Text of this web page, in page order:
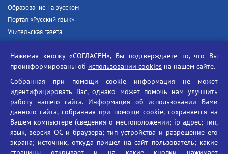
Образование на русском
Портал «Русский язык»
Учительская газета
Единый портал государственных услуг
Противодействие угрозам информационной безопасности
Социальные ролики - Генеральная прокуратура РФ
Противодействие коррупции
БГУ против наркотиков
Брянский государственный университет
имени академика И.Г. Петровского
Нажимая кнопку «СОГЛАСЕН», Вы подтверждаете то, что Вы
проинформированы об использовании cookies на нашем сайте.
Собранная при помощи cookie информация не может
идентифицировать Вас, однако может помочь нам улучшить
работу нашего сайта. Информация об использовании Вами
данного сайта, собранная при помощи cookie, сохраняется на
Вашем компьютере (сведения о местоположении; ip-адрес; тип,
язык, версия ОС и браузера; тип устройства и разрешение его
экрана; источник, откуда пришел на сайт пользователь; какие